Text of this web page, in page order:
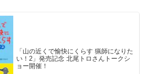
「山の近くで愉快にくらす 猟師になりた
い！2」発売記念 北尾トロさんトークシ
ョー開催！